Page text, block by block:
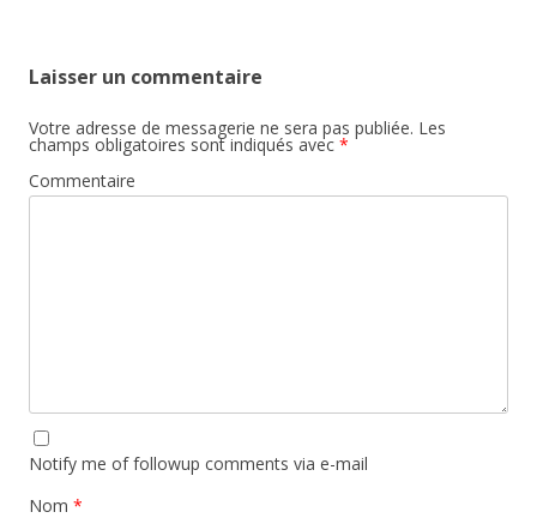
Laisser un commentaire
Votre adresse de messagerie ne sera pas publiée. Les
champs obligatoires sont indiqués avec *
Commentaire
Notify me of followup comments via e-mail
Nom *